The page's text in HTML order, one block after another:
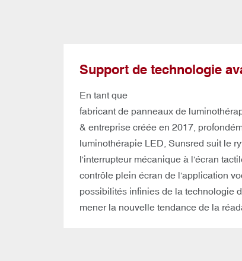
Prise en charge d'une large gamme
à 1072 nm, n'hésitez pas à nous
Support de technologie
En tant que
fabricant de panneaux de
& entreprise créée en 2017,
luminothérapie LED, Sunsred suit le
l'interrupteur mécanique à l'écran
contrôle plein écran de l'application
possibilités infinies de la technologie
mener la nouvelle tendance de la